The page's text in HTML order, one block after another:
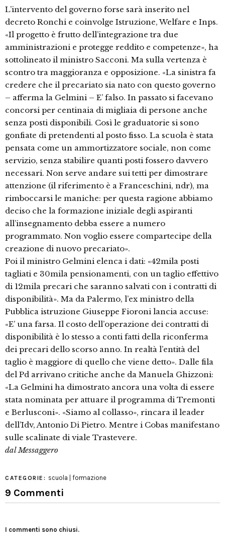
L’intervento del governo forse sarà inserito nel
decreto Ronchi e coinvolge Istruzione, Welfare e Inps.
«Il progetto è frutto dell’integrazione tra due
amministrazioni e protegge reddito e competenze», ha
sottolineato il ministro Sacconi. Ma sulla vertenza è
scontro tra maggioranza e opposizione. «La sinistra fa
credere che il precariato sia nato con questo governo
– afferma la Gelmini – E’ falso. In passato si facevano
concorsi per centinaia di migliaia di persone anche
senza posti disponibili. Così le graduatorie si sono
gonfiate di pretendenti al posto fisso. La scuola è stata
pensata come un ammortizzatore sociale, non come
servizio, senza stabilire quanti posti fossero davvero
necessari. Non serve andare sui tetti per dimostrare
attenzione (il riferimento è a Franceschini, ndr), ma
rimboccarsi le maniche: per questa ragione abbiamo
deciso che la formazione iniziale degli aspiranti
all’insegnamento debba essere a numero
programmato. Non voglio essere compartecipe della
creazione di nuovo precariato».
Poi il ministro Gelmini elenca i dati: «42mila posti
tagliati e 30mila pensionamenti, con un taglio effettivo
di 12mila precari che saranno salvati con i contratti di
disponibilità». Ma da Palermo, l’ex ministro della
Pubblica istruzione Giuseppe Fioroni lancia accuse:
«E’ una farsa. Il costo dell’operazione dei contratti di
disponibilità è lo stesso a conti fatti della riconferma
dei precari dello scorso anno. In realtà l’entità del
taglio è maggiore di quello che viene detto». Dalle fila
del Pd arrivano critiche anche da Manuela Ghizzoni:
«La Gelmini ha dimostrato ancora una volta di essere
stata nominata per attuare il programma di Tremonti
e Berlusconi». «Siamo al collasso», rincara il leader
dell’Idv, Antonio Di Pietro. Mentre i Cobas manifestano
sulle scalinate di viale Trastevere.
dal Messaggero
CATEGORIE: scuola | formazione
9 Commenti
I commenti sono chiusi.